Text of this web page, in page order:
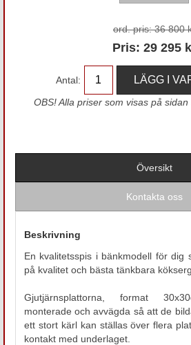
ord. pris: 36 800
Pris: 29 295
Antal:
OBS! Alla priser som visas på sidan
Översikt
Kontakta oss
Beskrivning
En kvalitetsspis i bänkmodell för dig
på kvalitet och bästa tänkbara
Gjutjärnsplattorna, format
monterade och avvägda så att de
ett stort kärl kan ställas över flera
kontakt med underlaget.